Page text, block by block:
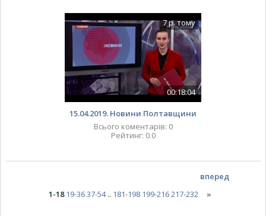
7 р. тому
00:18:04
15.04.2019. Новини Полтавщини
Всього коментарів: 0
Рейтинг: 0.0
1-18 19-3637-54 .. 181-198 199-216217-232
вперед
»